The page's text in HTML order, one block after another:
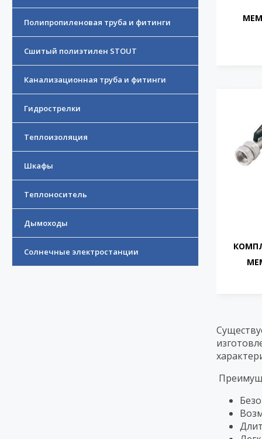
Полипропиленовая труба и фитинги
Сшитый полиэтилен STOUT
Канализационная труба и фитинги
Гидрострелки
Теплоизоляция
Шкафы
Теплоноситель
Дымоходы
Солнечные электростанции